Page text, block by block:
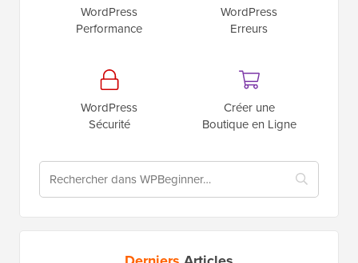
WordPress
Performance
WordPress
Erreurs
WordPress
Sécurité
Créer une
Boutique en Ligne